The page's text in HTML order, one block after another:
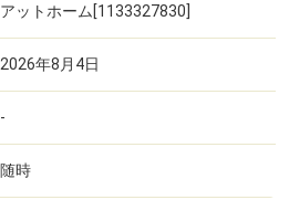
アットホーム[1133327830]
2026年8月4日
-
随時